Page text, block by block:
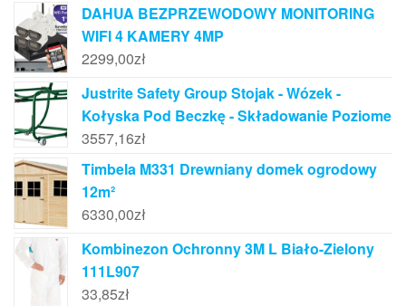
DAHUA BEZPRZEWODOWY MONITORING
WIFI 4 KAMERY 4MP
2299,00zł
Justrite Safety Group Stojak - Wózek -
Kołyska Pod Beczkę - Składowanie Poziome
3557,16zł
Timbela M331 Drewniany domek ogrodowy
12m²
6330,00zł
Kombinezon Ochronny 3M L Biało-Zielony
111L907
33,85zł